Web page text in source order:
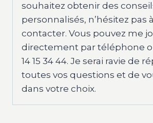
souhaitez obtenir des
personnalisés, n’hésitez pas
contacter. Vous pouvez me
directement par téléphone
14 15 34 44. Je serai ravie de
toutes vos questions et de
dans votre choix.